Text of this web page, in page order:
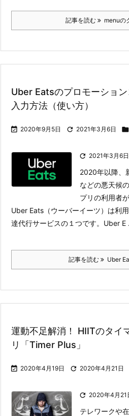
記事を読む menuの
Uber Eatsのプロモーショ
入力方法（使い方）
 2020年9月5日  2021年3月6日 
 2021年3月6日
2020年以降、
などの悪天候
プリの利用者
Uber Eats（ウーバーイーツ）は利
達代行サービスの１つです。 Uber E
記事を読む Uber
運動不足解消！ HIITのタイ
リ「Timer Plus」
 2020年4月19日  2020年4月21日
 2020年4月21
テレワークや